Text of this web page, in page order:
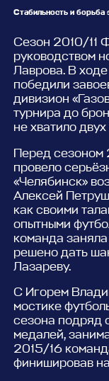
Стабильность и
Сезон 2010/11
руководством
Лаврова. В
победили
дивизион
турнира до
не хватило двух
Перед сезоном
провело
«Челябинск»
Алексей
как своими
опытными
команда
решено дать
Лазареву.
С Игорем
мостике
сезона подряд
медалей,
2015/16
финишировав